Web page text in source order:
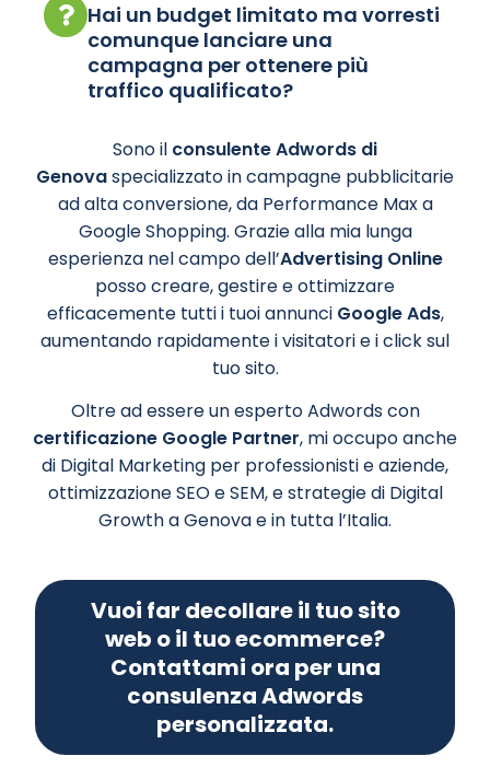
Hai un budget limitato ma vorresti
comunque lanciare una
campagna per ottenere più
traffico qualificato?
Sono il consulente Adwords di
Genovaspecializzato in campagne pubblicitarie
ad alta conversione, da Performance Max a
Google Shopping. Grazie alla mia lunga
esperienza nel campo dell’Advertising Online
posso creare, gestire e ottimizzare
efficacemente tutti i tuoi annunci Google Ads,
aumentando rapidamente i visitatori e i click sul
tuo sito.
Oltre ad essere un esperto Adwords con
certificazione Google Partner, mi occupo anche
di Digital Marketing per professionisti e aziende,
ottimizzazione SEO e SEM, e strategie di Digital
Growth a Genova e in tutta l’Italia.
Vuoi far decollare il tuo sito
web o il tuo ecommerce?
Contattami ora per una
consulenza Adwords
personalizzata.